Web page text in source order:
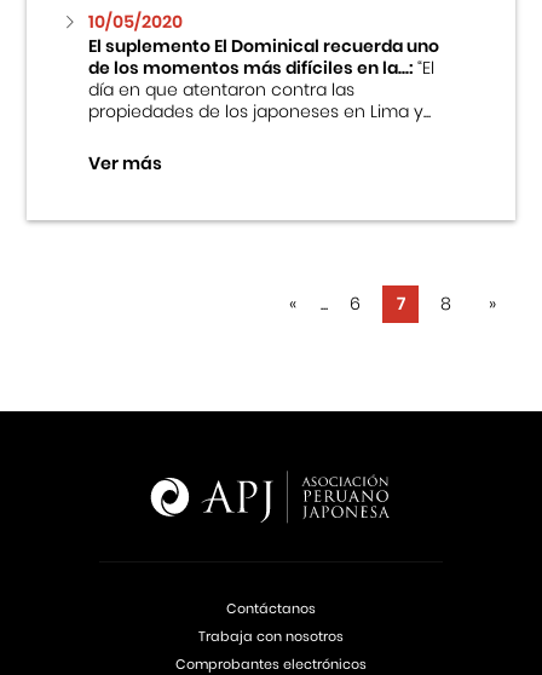
10/05/2020
El suplemento El Dominical recuerda uno
de los momentos más difíciles en la...:“El
día en que atentaron contra las
propiedades de los japoneses en Lima y...
Ver más
« ... 6 7 8 »
Contáctanos
Trabaja con nosotros
Comprobantes electrónicos